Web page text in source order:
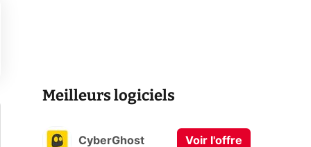
Meilleurs logiciels
CyberGhost Voir l'offre